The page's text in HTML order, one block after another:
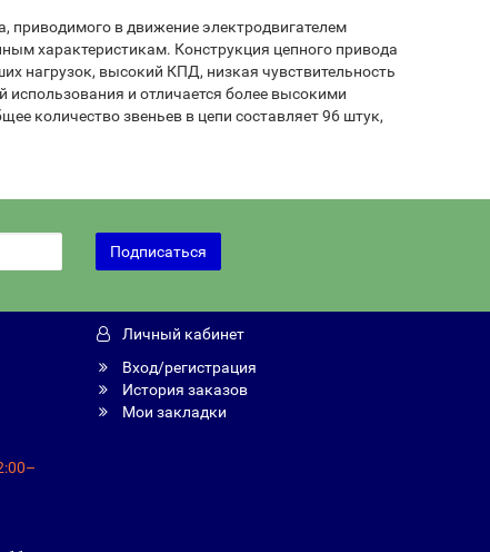
приводимого в движение электродвигателем
характеристикам. Конструкция цепного привода
нагрузок, высокий КПД, низкая чувствительность
и отличается более высокими
количество звеньев в цепи составляет 96 штук,
Подписаться
Личный кабинет
Вход/регистрация
История заказов
Мои закладки